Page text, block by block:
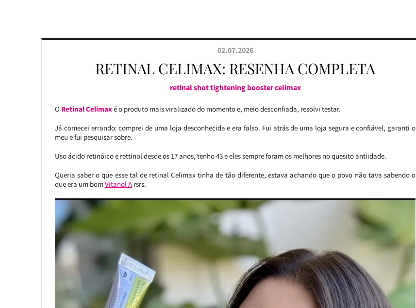
02.07.2026
RETINAL CELIMAX: RESENHA COMPLETA
retinal shot tightening booster celimax
O Retinal Celimaxé o produto mais viralizado do momento e, meio desconfiada, resolvi testar.
Já comecei errando: comprei de uma loja desconhecida e era falso. Fui atrás de uma loja segura e confiável, garanti o
meu e fui pesquisar sobre.
Uso ácido retinóico e rettinol desde os 17 anos, tenho 43 e eles sempre foram os melhores no quesito antiidade.
Queria saber o que esse tal de retinal Celimax tinha de tão diferente, estava achando que o povo não tava sabendo o
que era um bomVitanol Arsrs.